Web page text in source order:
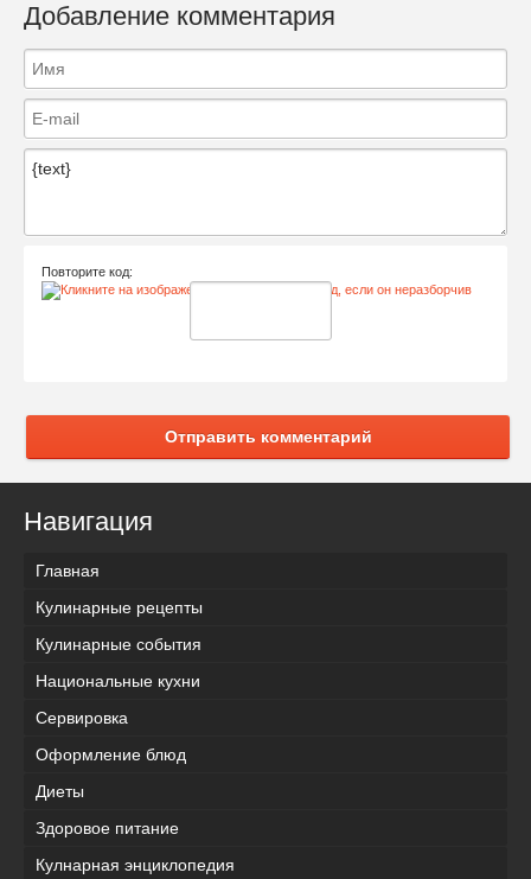
Добавление комментария
Повторите код:
Отправить комментарий
Навигация
Главная
Кулинарные рецепты
Кулинарные события
Национальные кухни
Сервировка
Оформление блюд
Диеты
Здоровое питание
Кулнарная энциклопедия